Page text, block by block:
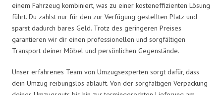
einem Fahrzeug kombiniert, was zu einer kosteneffizienten Lösung
führt. Du zahlst nur für den zur Verfügung gestellten Platz und
sparst dadurch bares Geld. Trotz des geringeren Preises
garantieren wir dir einen professionellen und sorgfältigen
Transport deiner Möbel und persönlichen Gegenstände.
Unser erfahrenes Team von Umzugsexperten sorgt dafür, dass
dein Umzug reibungslos abläuft. Von der sorgfältigen Verpackung